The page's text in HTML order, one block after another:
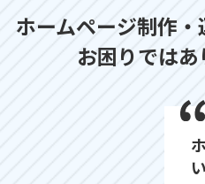
ホームページ制作・
お困りでは